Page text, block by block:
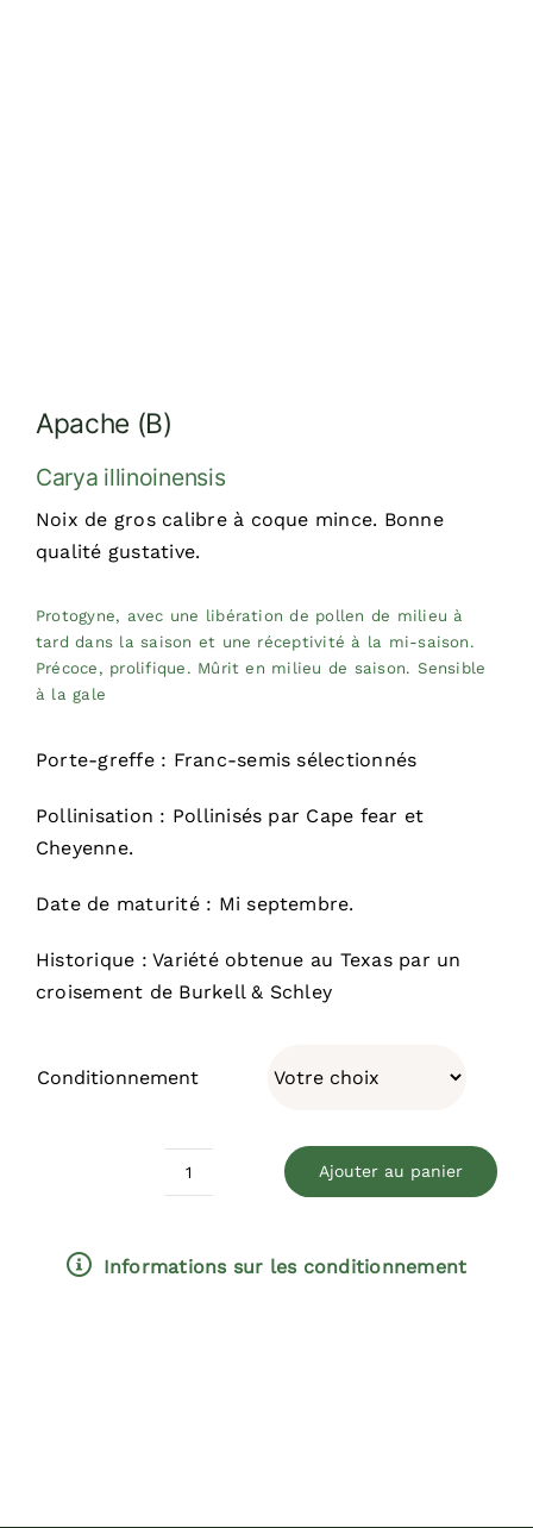
Apache (B)
Carya illinoinensis
Noix de gros calibre à coque mince. Bonne
qualité gustative.
Protogyne, avec une libération de pollen de milieu à
tard dans la saison et une réceptivité à la mi-saison.
Précoce, prolifique. Mûrit en milieu de saison. Sensible
à la gale
Porte-greffe : Franc-semis sélectionnés
Pollinisation : Pollinisés par Cape fear et
Cheyenne.
Date de maturité : Mi septembre.
Historique : Variété obtenue au Texas par un
croisement de Burkell & Schley
Conditionnement
Ajouter au panier
Informations sur les conditionnement